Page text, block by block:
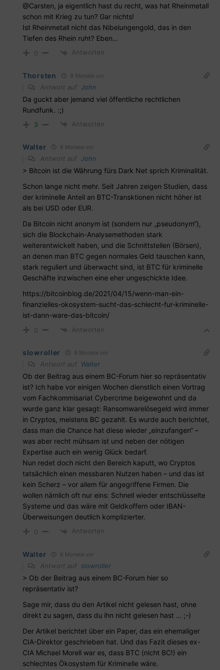
@Carsten, ja eigentlich hast du recht, was hat Rheinmetall
schon mit Krieg zu tun? Gar nichts!
Ist Rheinmetall nicht das Nibelungengold, das in den
Tiefen des Rhein ruht? Eben…
0 Antworten
Thorsten 8 Monate vor
Antwort auf John
Da guckt aber jemand viel öffentliche rechtlichen
Rundfunk. :;)
3 Antworten
Walter 8 Monate vor
Antwort auf John
> Bitcoin ist die Währung fürs Dark Net sprich Kriminalität.
Schon lange nicht mehr. Seit Jahren zeigen Studien, dass
der kriminelle Anteil an BTC-Transktionen nicht höher ist
als bei USD oder EUR.
Da Bitcoin nicht anonym ist (sondern nur „pseudonym“),
sich die Blockchain-Analysemethoden stark
weiterentwickelt haben, und die Schnittstellen (Börsen),
an denen man BTC gegen normales Geld tauschen kann,
stark reguliert und überwacht sind, ist BTC für kriminelle
Geschäfte inzwischen eine eher ungeschickte Idee.
https://bitcoinblog.de/2021/04/15/wenn-man-ein-
finanzielles-okosystem-sucht-das-schlecht-fur-kriminelle-
ist-dann-ware-das-bitcoin/
0 Antworten
slowroller 8 Monate vor
Antwort auf Walter
Ob der Beitrag aus einem BC-Forum hier so repräsentativ
ist? Ich habe vor einigen Wochen dienstlich einen Vortrag
vom Fachkommisariat Cybercrime beigewohnt und da
wurde ganz klar gesagt: Ransomwarelösegeld wird immer
in Cryptos, meistens BC gezahlt. Es wurde auch berichtet,
dass man die Chance hat diese wieder „einzufangen“ –
was aber recht mühsam ist und neben der nötigen
Expertise auch ein wenig Glück bedarf.
Nun redet doch nicht den Bereich kaputt, wo Cryptos
tatsächlich einen messbaren Nutzen haben – und das ist
kein Scherz – vor allem für angegriffene Firmen. Die
wollen nämlich oft nur eins: Schnell wieder entschlüsselte
Systeme und das wäre mit Geldkoffern oder IBAN-
Überweisungen deutlich komplizierter.
0 Antworten
Walter 8 Monate vor
Antwort auf slowroller
> Ob der Beitrag aus einem BC-Forum hier so
repräsentativ ist?
Sage mir, dass du den Artikel nicht gelesen hast, ohne
direkt zu sagen, dass du ihn nicht gelesen hast … ;-)
Der Artikel berichtet über ein Paper, das ein ehemaliger
CIA-Direktor geschrieben hat. Und das Fazit dieses ex-
CIA Michael Morell war es, dass BTC (nicht BC!) ein
schlechtes Ökosystem für Kriminelle wäre.